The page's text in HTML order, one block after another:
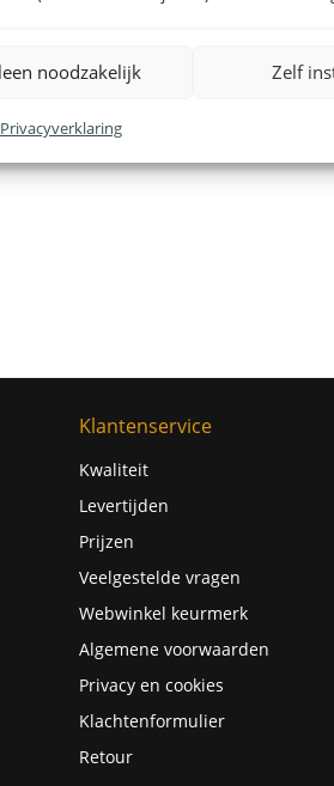
noodzakelijk Zelf
Privacyverklaring
Klantenservice
Kwaliteit
Levertijden
Prijzen
Veelgestelde vragen
Webwinkel keurmerk
Algemene voorwaarden
Privacy en cookies
Klachtenformulier
Retour